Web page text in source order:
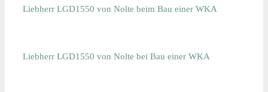
Liebherr LGD1550 von Nolte beim Bau einer WKA
Liebherr LGD1550 von Nolte bei Bau einer WKA